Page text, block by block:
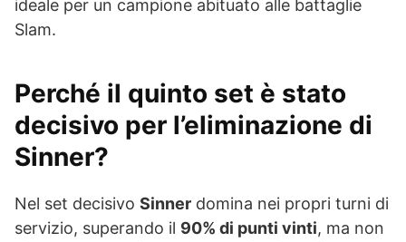
ideale per un campione abituato alle battaglie
Slam.
Perché il quinto set è stato
decisivo per l’eliminazione di
Sinner?
Nel set decisivo Sinner domina nei propri turni di
servizio, superando il 90% di punti vinti, ma non